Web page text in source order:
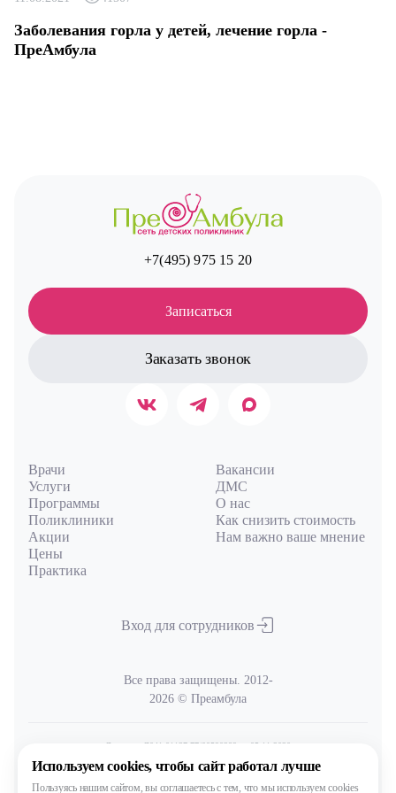
Заболевания горла у детей, лечение горла -
ПреАмбула
+7(495) 975 15 20
Записаться
Заказать звонок
Врачи
Услуги
Программы
Поликлиники
Акции
Цены
Практика
Вакансии
ДМС
О нас
Как снизить стоимость
Нам важно ваше мнение
Вход для сотрудников
Все права защищены. 2012-
2026 © Преамбула
Лицензия Л041-01137-77/00590289 от 05.11.2020
выдана Министерством здравоохранения Московской области
Используем cookies, чтобы сайт работал лучше
Пользуясь нашим сайтом,вы соглашаетесь с тем, что мы используем cookies